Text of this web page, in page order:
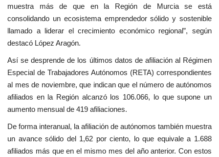
muestra más de que en la Región de Murcia se está
consolidando un ecosistema emprendedor sólido y sostenible
llamado a liderar el crecimiento económico regional”, según
destacó López Aragón.
Así se desprende de los últimos datos de afiliación al Régimen
Especial de Trabajadores Autónomos (RETA) correspondientes
al mes de noviembre, que indican que el número de autónomos
afiliados en la Región alcanzó los 106.066, lo que supone un
aumento mensual de 419 afiliaciones.
De forma interanual, la afiliación de autónomos también muestra
un avance sólido del 1,62 por ciento, lo que equivale a 1.688
afiliados más que en el mismo mes del año anterior. Con estos